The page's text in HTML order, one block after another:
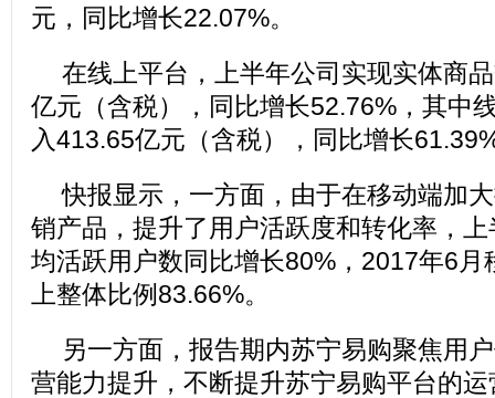
元，同比增长22.07%。
在线上平台，上半年公司实现实体商
亿元（含税），同比增长52.76%，其中
入413.65亿元（含税），同比增长
快报显示，一方面，由于在移动端加
销产品，提升了用户活跃度和转化率，
均活跃用户数同比增长80%，2017年6月
上整体比例83.66%。
另一方面，报告期内苏宁易购聚焦用
营能力提升，不断提升苏宁易购平台的